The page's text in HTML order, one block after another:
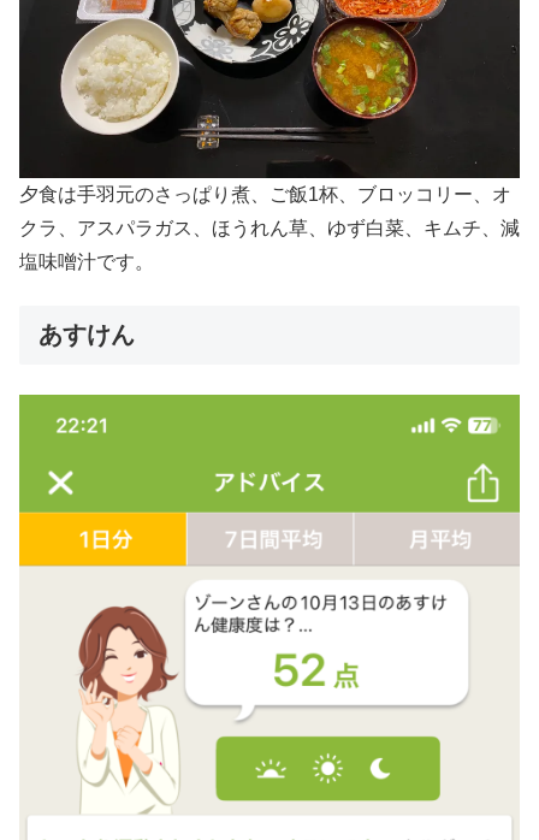
夕食は手羽元のさっぱり煮、ご飯1杯、ブロッコリー、オ
クラ、アスパラガス、ほうれん草、ゆず白菜、キムチ、減
塩味噌汁です。
あすけん